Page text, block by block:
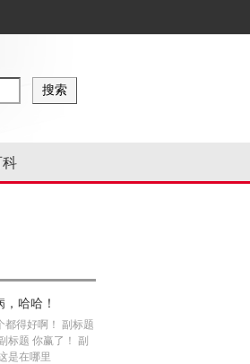
科
哈哈！
都得好啊！ 副标题
标题 你赢了！ 副
是在哪里